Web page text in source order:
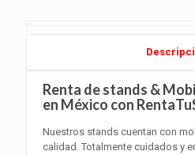
Renta de stands &
en México con
Nuestros stands cuentan con
calidad. Totalmente cuidados y